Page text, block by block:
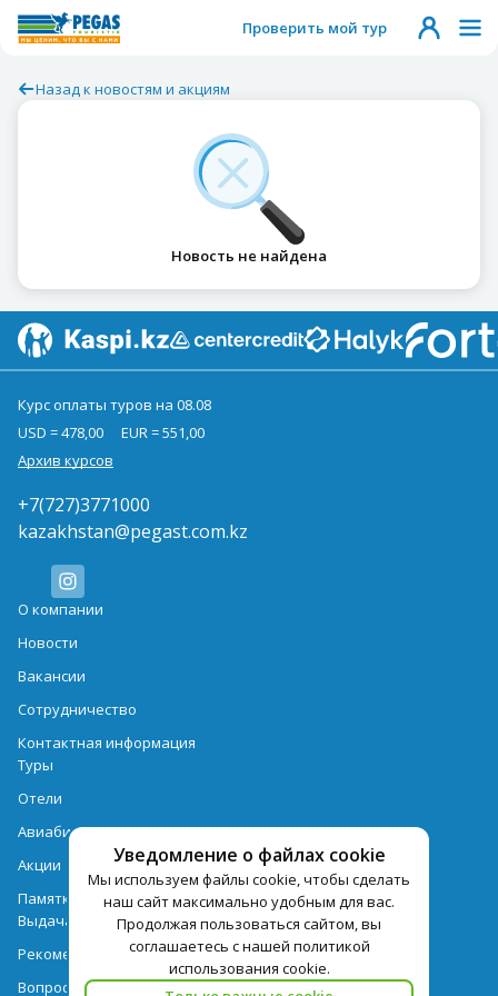
Проверить мой тур
Назад к новостям и акциям
Новость не найдена
Уведомление о файлах cookie
Мы используем файлы cookie, чтобы сделать
наш сайт максимально удобным для вас.
Продолжая пользоваться сайтом, вы
соглашаетесь с нашей политикой
использования cookie.
Курс оплаты туров на 08.08
USD = 478,00
EUR = 551,00
Архив курсов
+7(727)3771000
kazakhstan@pegast.com.kz
О компании
Новости
Вакансии
Сотрудничество
Контактная информация
Туры
Отели
Авиабилеты
Акции
Памятка для туристов
Выдача документов
Рекомендации
Вопрос-ответ